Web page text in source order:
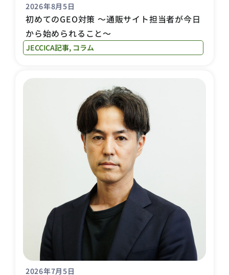
2026年8月5日
初めてのGEO対策 〜通販サイト担当者が今日
から始められること〜
JECCICA記事, コラム
2026年7月5日